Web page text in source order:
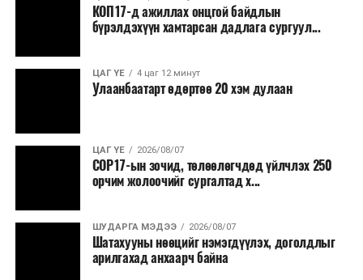
КОП17-д ажиллах онцгой байдлын
бүрэлдэхүүн хамтарсан дадлага сургуул...
ЦАГ ҮЕ 4 цаг 12 минут
Улаанбаатарт өдөртөө 20 хэм дулаан
ЦАГ ҮЕ 2026/08/07
COP17-ын зочид, төлөөлөгчдөд үйлчлэх 250
орчим жолоочийг сургалтад х...
ШУДАРГА МЭДЭЭ 2026/08/07
Шатахууны нөөцийг нэмэгдүүлэх, доголдлыг
арилгахад анхаарч байна